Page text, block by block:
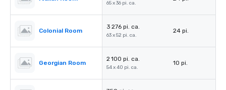
65 x 36 pi. ca.
Colonial Room
3 276 pi. ca.
63 x 52 pi. ca.
24 pi.
Georgian Room
2 100 pi. ca.
54 x 40 pi. ca.
10 pi.